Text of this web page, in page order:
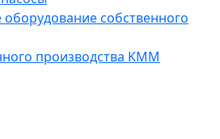
собственного
производства KMM